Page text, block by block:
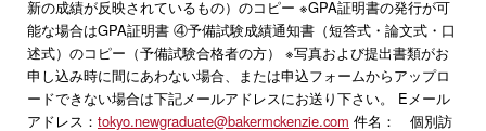
新の成績が反映されているもの）のコピー ※GPA証明書の発行が可
能な場合はGPA証明書 ④予備試験成績通知書（短答式・論文式・口
述式）のコピー（予備試験合格者の方） ※写真および提出書類がお
申し込み時に間にあわない場合、または申込フォームからアップロ
ードできない場合は下記メールアドレスにお送り下さい。 Eメール
アドレス： tokyo.newgraduate@bakermckenzie.com 件名： 個別訪